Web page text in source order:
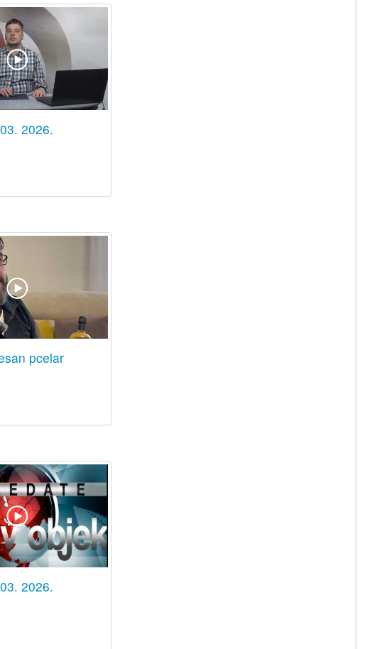
2026.
pcelar
2026.